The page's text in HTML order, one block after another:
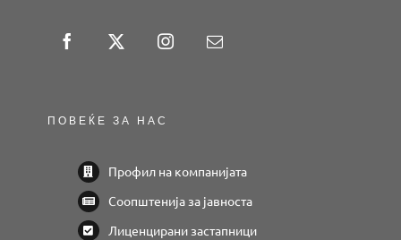
ПОВЕЌЕ ЗА НАС
Профил на компанијата
Соопштенија за јавноста
Лиценцирани застапници